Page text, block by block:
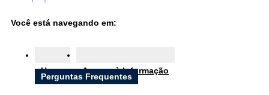
Ouvidoria
e-SIC
Você está navegando em:
Home Acesso à Informação
Perguntas Frequentes